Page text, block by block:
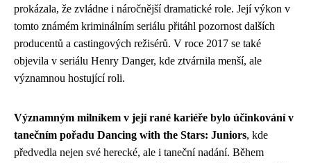
prokázala, že zvládne i náročnější dramatické role. Její výkon v
tomto známém kriminálním seriálu přitáhl pozornost dalších
producentů a castingových režisérů. V roce 2017 se také
objevila v seriálu Henry Danger, kde ztvárnila menší, ale
významnou hostující roli.
Významným milníkem v její rané kariéře bylo účinkování v
tanečním pořadu Dancing with the Stars: Juniors, kde
předvedla nejen své herecké, ale i taneční nadání. Během